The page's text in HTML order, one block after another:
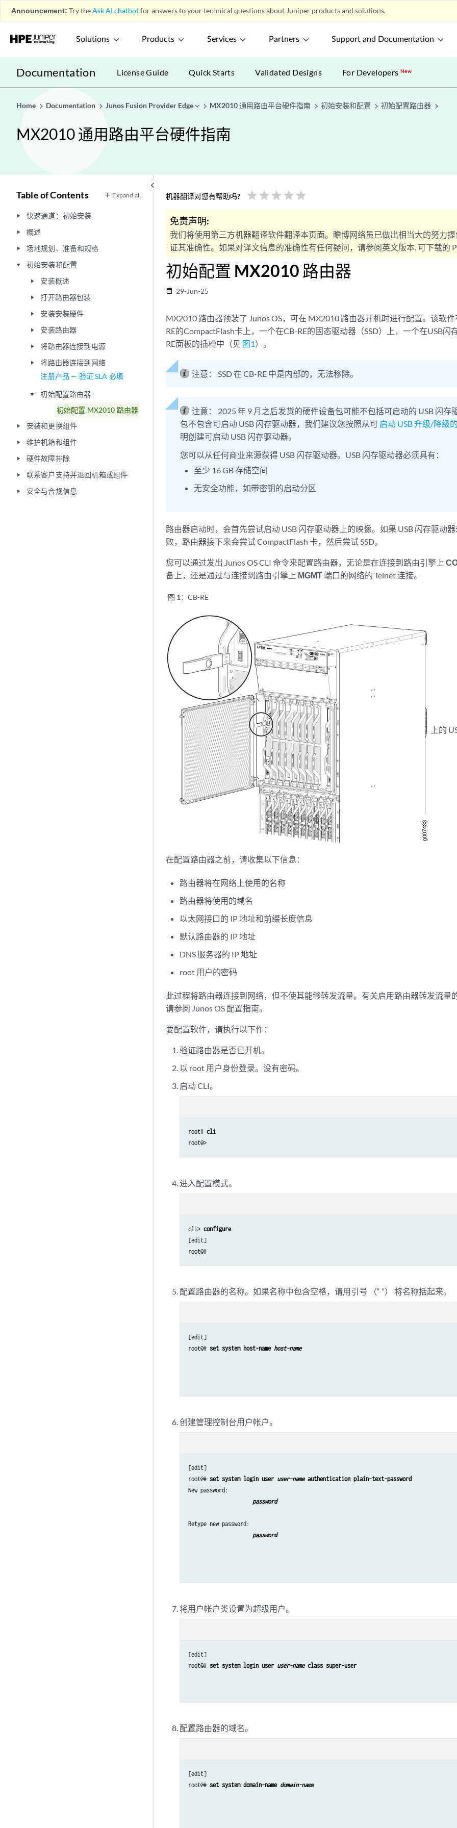
Announcement: Try theAsk AI chatbotfor answers to your technical questions about Juniper products and solutions.
Solutions Products Services Partners Support and Documentation
Documentation License Guide Quick Starts Validated Designs For DevelopersNew
Home Documentation Junos Fusion Provider Edge MX2010 通用路由平台硬件指南 初始安装和配置 初始配置路由器
MX2010 通用路由平台硬件指南
keyboard_arrow_left
Table of Contents Expand all
play_arrow 快速通道：初始安装
play_arrow 概述
play_arrow 场地规划、准备和规格
play_arrow 初始安装和配置
play_arrow 安装概述
play_arrow 打开路由器包装
play_arrow 安装安装硬件
play_arrow 安装路由器
play_arrow 将路由器连接到电源
play_arrow
将路由器连接到网络
注册产品 — 验证 SLA 必填
play_arrow
初始配置路由器
初始配置 MX2010 路由器
play_arrow 安装和更换组件
play_arrow 维护机箱和组件
play_arrow 硬件故障排除
play_arrow 联系客户支持并退回机箱或组件
play_arrow 安全与合规信息
机器翻译对您有帮助吗? star star star star star
免责声明:
我们将使用第三方机器翻译软件翻译本页面。瞻博网络虽已做出相当大的努力
证其准确性。如果对译文信息的准确性有任何疑问，请参阅英文版本. 可下载的
初始配置 MX2010 路由器
date_range 29-Jun-25
MX2010 路由器预装了 Junos OS，可在 MX2010 路由器开机时进行配置。该软
RE的CompactFlash卡上，一个在CB-RE的固态驱动器（SSD）上，一个在USB闪
RE面板的插槽中（见 图1）。
注意： SSD 在 CB-RE 中是内部的，无法移除。
注意：
2025 年 9 月之后发货的硬件设备包可能不包括可启动的 USB 闪存
包不包含可启动 USB 闪存驱动器，我们建议您按照从可 启动 USB 升级/降级
明创建可启动 USB 闪存驱动器。
您可以从任何商业来源获得 USB 闪存驱动器。USB 闪存驱动器必须具有：
至少 16 GB 存储空间
无安全功能，如带密钥的启动分区
路由器启动时，会首先尝试启动 USB 闪存驱动器上的映像。如果 USB 闪存驱动
败，路由器接下来会尝试 CompactFlash 卡，然后尝试 SSD。
您可以通过发出 Junos OS CLI 命令来配置路由器，无论是在连接到路由引擎上
备上，还是通过与连接到路由引擎上 MGMT端口的网络的 Telnet 连接。
图 1： CB-RE
上的
在配置路由器之前，请收集以下信息：
路由器将在网络上使用的名称
路由器将使用的域名
以太网接口的 IP 地址和前缀长度信息
默认路由器的 IP 地址
DNS 服务器的 IP 地址
root 用户的密码
此过程将路由器连接到网络，但不使其能够转发流量。有关启用路由器转发流量
请参阅 Junos OS 配置指南。
要配置软件，请执行以下作：
验证路由器是否已开机。
以 root 用户身份登录。没有密码。
启动 CLI。
root# cli
进入配置模式。
cli> configure
[edit]
配置路由器的名称。如果名称中包含空格，请用引号 （“ ”） 将名称括起来。
[edit]
root@# set system host-name host-name
创建管理控制台用户帐户。
[edit]
root@# set system login user user-name authentication plain-text-password
New password:
password
Retype new password:
password
将用户帐户类设置为超级用户。
[edit]
root@# set system login user user-name class super-user
配置路由器的域名。
[edit]
root@# set system domain-name domain-name